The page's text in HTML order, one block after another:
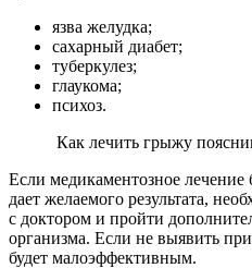
язва желудка;
сахарный диабет;
туберкулез;
глаукома;
психоз.
Как лечить грыжу
Если медикаментозное
дает желаемого результата,
с доктором и пройти
организма. Если не выявить
будет малоэффективным.